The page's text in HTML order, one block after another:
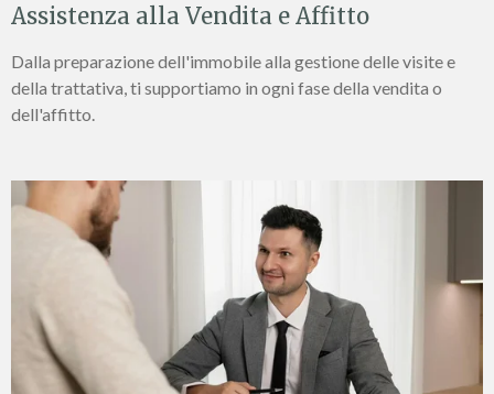
Assistenza alla Vendita e Affitto
Dalla preparazione dell'immobile alla gestione delle visite e
della trattativa, ti supportiamo in ogni fase della vendita o
dell'affitto.